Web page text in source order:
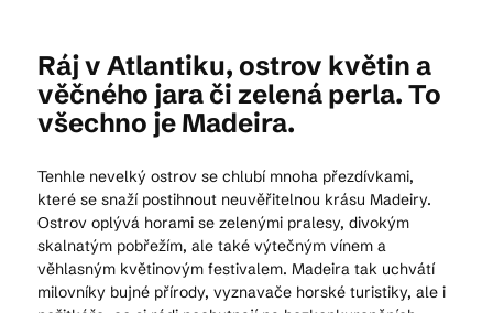
© 2026 Brána Jihlavy
Ráj v Atlantiku, ostrov květin a
věčného jara či zelená perla. To
všechno je Madeira.
Tenhle nevelký ostrov se chlubí mnoha přezdívkami,
které se snaží postihnout neuvěřitelnou krásu Madeiry.
Ostrov oplývá horami se zelenými pralesy, divokým
skalnatým pobřežím, ale také výtečným vínem a
věhlasným květinovým festivalem. Madeira tak uchvátí
milovníky bujné přírody, vyznavače horské turistiky, ale i